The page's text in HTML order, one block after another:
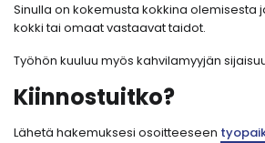
Sinulla on kokemusta kokkina olemisesta
kokki tai omaat vastaavat taidot.
Työhön kuuluu myös kahvilamyyjän
Kiinnostuitko?
Lähetä hakemuksesi osoitteeseen